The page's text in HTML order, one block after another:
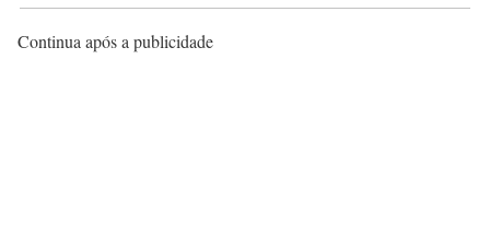
Continua após a publicidade